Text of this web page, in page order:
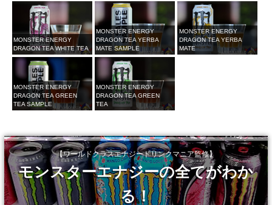
MONSTER ENERGY
DRAGON TEA WHITE TEA
MONSTER ENERGY
DRAGON TEA YERBA
MATE SAMPLE
MONSTER ENERGY
DRAGON TEA YERBA
MATE
MONSTER ENERGY
DRAGON TEA GREEN
TEA SAMPLE
MONSTER ENERGY
DRAGON TEA GREEN
TEA
【ワールドクラスエナジードリンクマニア監修】
モンスターエナジーの全てがわか
る！